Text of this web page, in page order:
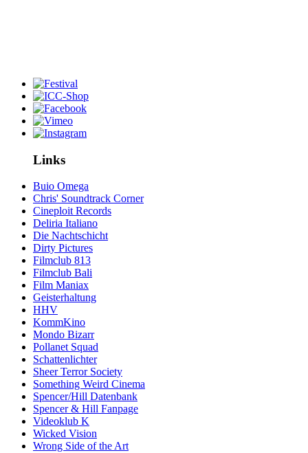
Links
Buio Omega
Chris' Soundtrack Corner
Cineploit Records
Deliria Italiano
Die Nachtschicht
Dirty Pictures
Filmclub 813
Filmclub Bali
Film Maniax
Geisterhaltung
HHV
KommKino
Mondo Bizarr
Pollanet Squad
Schattenlichter
Sheer Terror Society
Something Weird Cinema
Spencer/Hill Datenbank
Spencer & Hill Fanpage
Videoklub K
Wicked Vision
Wrong Side of the Art